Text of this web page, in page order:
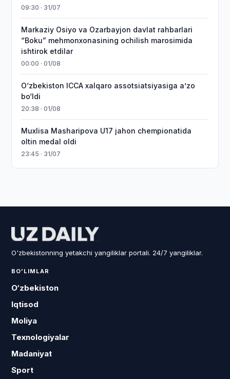
09:30 · 31/07
Markaziy Osiyo va Ozarbayjon davlat rahbarlari
“Boku” mehmonxonasining ochilish marosimida
ishtirok etdilar
00:00 · 01/08
O‘zbekiston ICCA xalqaro assotsiatsiyasiga aʼzo
bo‘ldi
20:38 · 01/08
Muxlisa Masharipova U17 jahon chempionatida
oltin medal oldi
23:45 · 31/07
O'zbekistonning yetakchi yangiliklar portali. 24/7 yangiliklar.
BO'LIMLAR
O‘zbekiston
Iqtisod
Moliya
Texnologiyalar
Madaniyat
Sport